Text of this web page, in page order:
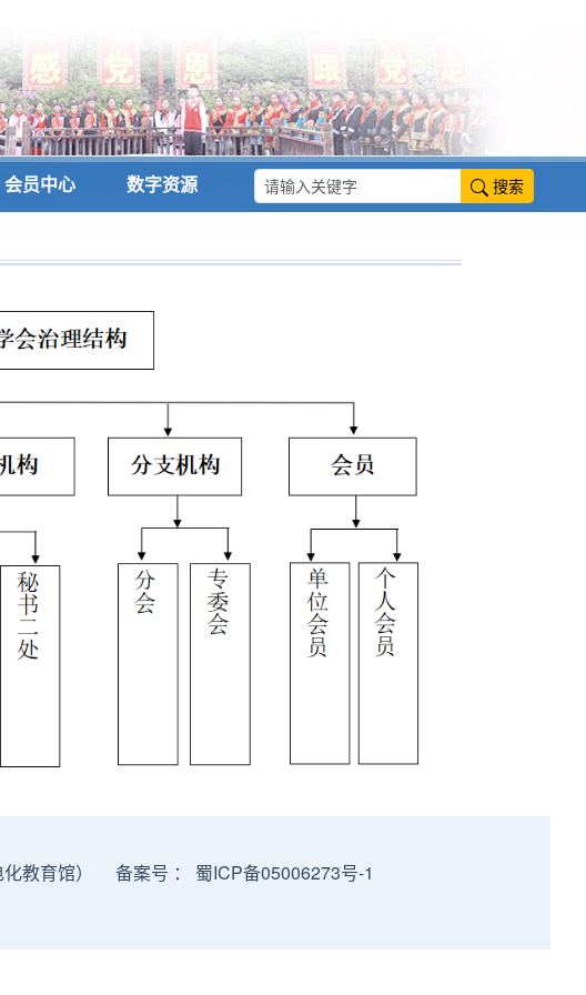
会员中心 数字资源 搜索
教育馆） 备案号 ： 蜀ICP备05006273号-1